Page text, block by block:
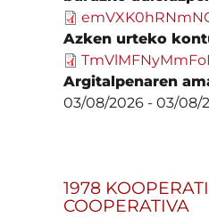
Azken urteko
Argitalpenaren
03/08/2026 -03/08/
1978
COOPERATIVA